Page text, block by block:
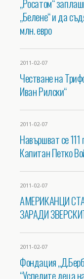
„Росатом“
„Белене“ и да
млн. евро
2011-02-07
Честване на
Иван Рилски“
2011-02-07
Навършват се
Капитан Петко
2011-02-07
АМЕРИКАНЦИ
ЗАРАДИ
2011-02-07
Фондация
“Успелите деца